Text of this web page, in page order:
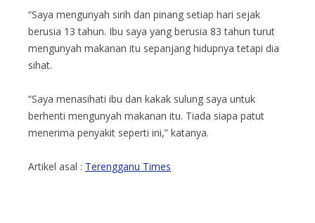
“Saya mengunyah sirih dan pinang setiap hari sejak
berusia 13 tahun. Ibu saya yang berusia 83 tahun turut
mengunyah makanan itu sepanjang hidupnya tetapi dia
sihat.
“Saya menasihati ibu dan kakak sulung saya untuk
berhenti mengunyah makanan itu. Tiada siapa patut
menerima penyakit seperti ini,” katanya.
Artikel asal : Terengganu Times